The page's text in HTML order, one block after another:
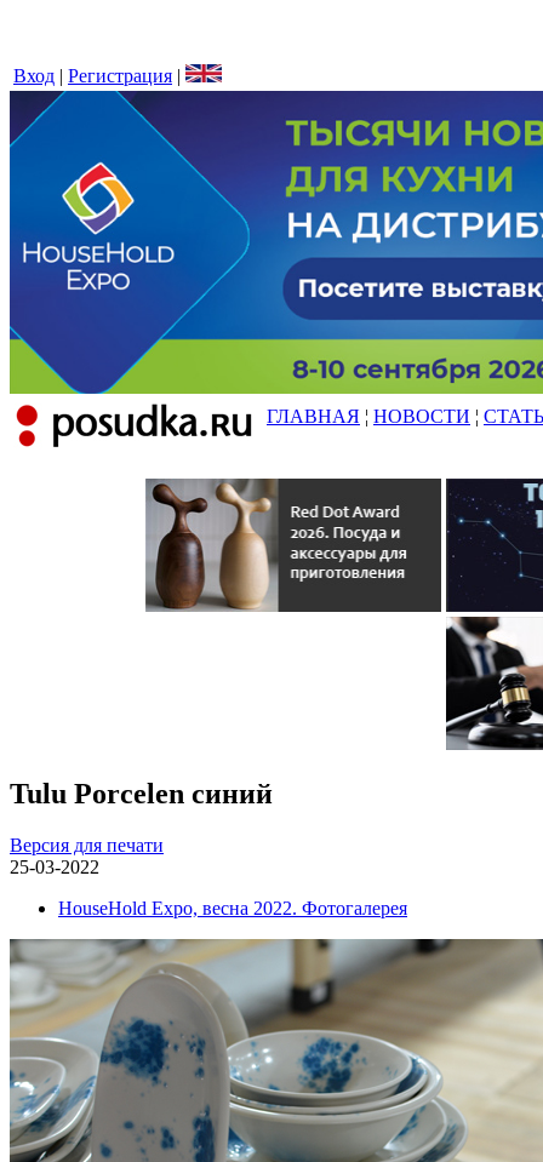
Вход | Регистрация |
ГЛАВНАЯ ¦ НОВОСТИ ¦
Tulu Porcelen синий
Версия для печати
25-03-2022
HouseHold Expo, весна 2022. Фотогалерея